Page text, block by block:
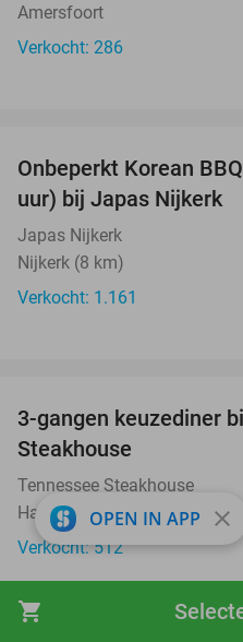
shopping_cart
Amersfoort
Verkocht: 286
Onbeperkt Korean
uur) bij Japas Nijkerk
Japas Nijkerk
Nijkerk (8 km)
Verkocht: 1.161
3-gangen keuzediner
Steakhouse
Tennessee Steakhouse
Harderwijk
Verkocht: 512
OPEN IN APP close